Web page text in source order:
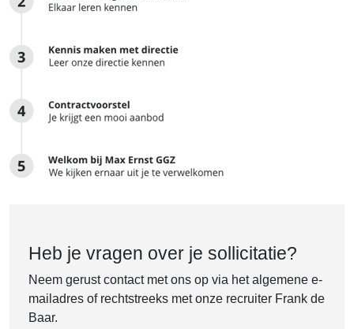
Heb je vragen over je sollicitatie?
Neem gerust contact met ons op via het algemene e-
mailadres of rechtstreeks met onze recruiter Frank de
Baar.